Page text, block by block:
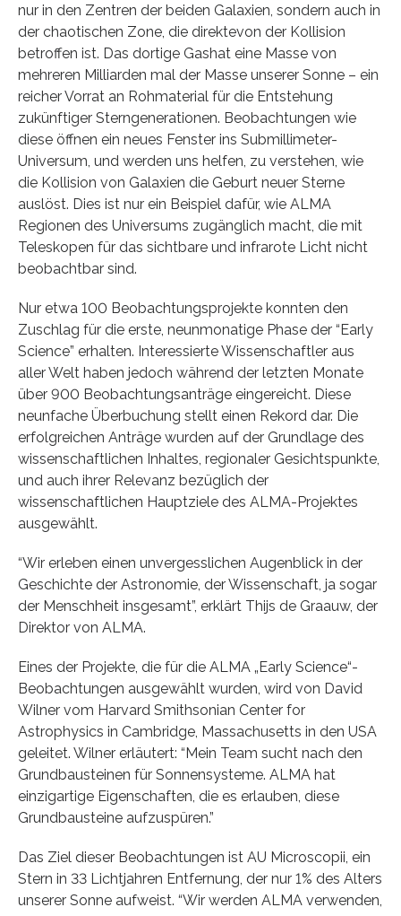
nur in den Zentren der beiden Galaxien, sondern auch in
der chaotischen Zone, die direktevon der Kollision
betroffen ist. Das dortige Gashat eine Masse von
mehreren Milliarden mal der Masse unserer Sonne – ein
reicher Vorrat an Rohmaterial für die Entstehung
zukünftiger Sterngenerationen. Beobachtungen wie
diese öffnen ein neues Fenster ins Submillimeter-
Universum, und werden uns helfen, zu verstehen, wie
die Kollision von Galaxien die Geburt neuer Sterne
auslöst. Dies ist nur ein Beispiel dafür, wie ALMA
Regionen des Universums zugänglich macht, die mit
Teleskopen für das sichtbare und infrarote Licht nicht
beobachtbar sind.
Nur etwa 100 Beobachtungsprojekte konnten den
Zuschlag für die erste, neunmonatige Phase der “Early
Science” erhalten. Interessierte Wissenschaftler aus
aller Welt haben jedoch während der letzten Monate
über 900 Beobachtungsanträge eingereicht. Diese
neunfache Überbuchung stellt einen Rekord dar. Die
erfolgreichen Anträge wurden auf der Grundlage des
wissenschaftlichen Inhaltes, regionaler Gesichtspunkte,
und auch ihrer Relevanz bezüglich der
wissenschaftlichen Hauptziele des ALMA-Projektes
ausgewählt.
“Wir erleben einen unvergesslichen Augenblick in der
Geschichte der Astronomie, der Wissenschaft, ja sogar
der Menschheit insgesamt”, erklärt Thijs de Graauw, der
Direktor von ALMA.
Eines der Projekte, die für die ALMA „Early Science“-
Beobachtungen ausgewählt wurden, wird von David
Wilner vom Harvard Smithsonian Center for
Astrophysics in Cambridge, Massachusetts in den USA
geleitet. Wilner erläutert: “Mein Team sucht nach den
Grundbausteinen für Sonnensysteme. ALMA hat
einzigartige Eigenschaften, die es erlauben, diese
Grundbausteine aufzuspüren.”
Das Ziel dieser Beobachtungen ist AU Microscopii, ein
Stern in 33 Lichtjahren Entfernung, der nur 1% des Alters
unserer Sonne aufweist. “Wir werden ALMA verwenden,